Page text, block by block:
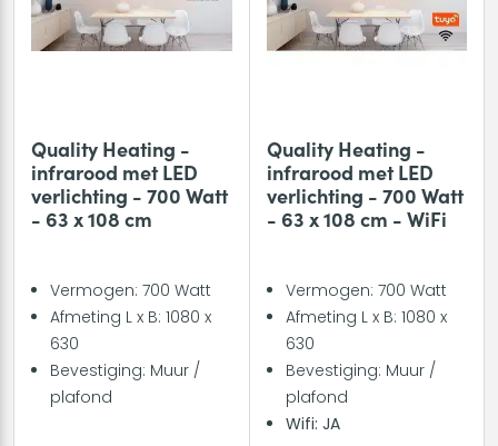
Quality Heating -
infrarood met LED
verlichting - 700 Watt
- 63 x 108 cm
Vermogen: 700 Watt
Afmeting L x B: 1080 x
630
Bevestiging: Muur /
plafond
Quality Heating -
infrarood met LED
verlichting - 700 Watt
- 63 x 108 cm - WiFi
Vermogen: 700 Watt
Afmeting L x B: 1080 x
630
Bevestiging: Muur /
plafond
Wifi: JA